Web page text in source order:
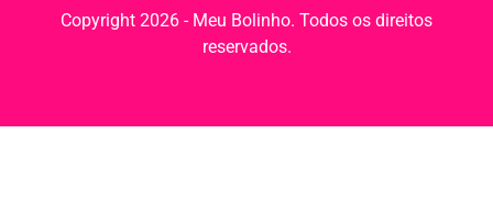
Copyright 2026 - Meu Bolinho. Todos os direitos
reservados.